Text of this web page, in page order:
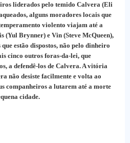
liderados pelo temido Calvera (Eli
alguns moradores locais que
violento viajam até a
(Yul Brynner) e Vin (Steve McQueen),
estão dispostos, não pelo dinheiro
cinco outros foras-da-lei, que
a defendê-los de Calvera. A vitória
não desiste facilmente e volta ao
companheiros a lutarem até a morte
cidade.